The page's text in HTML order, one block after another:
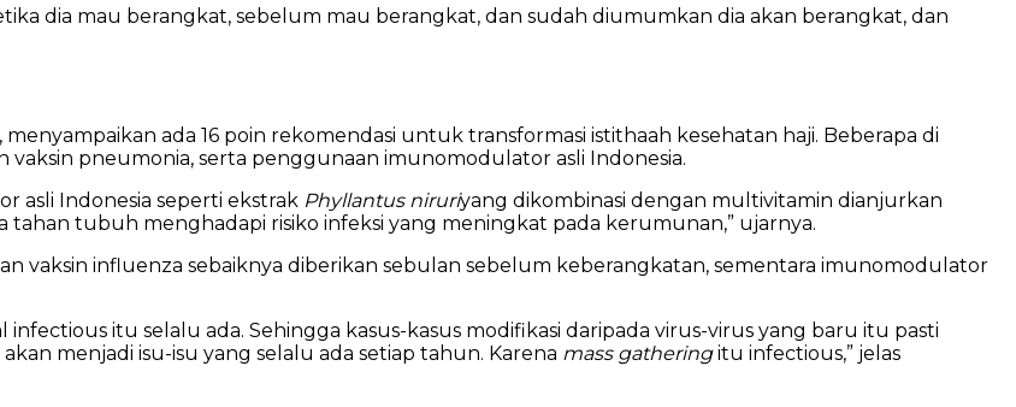
dia mau berangkat, sebelum mau berangkat, dan sudah diumumkan dia akan berangkat, dan
ada 16 poin rekomendasi untuk transformasi istithaah kesehatan haji. Beberapa di
vaksin pneumonia, serta penggunaan imunomodulator asli Indonesia.
asli Indonesia seperti ekstrak Phyllantus niruriyang dikombinasi dengan multivitamin dianjurkan
tubuh menghadapi risiko infeksi yang meningkat pada kerumunan,” ujarnya.
vaksin influenza sebaiknya diberikan sebulan sebelum keberangkatan, sementara imunomodulator
itu selalu ada. Sehingga kasus-kasus modifikasi daripada virus-virus yang baru itu pasti
menjadi isu-isu yang selalu ada setiap tahun. Karena mass gatheringitu infectious,” jelas